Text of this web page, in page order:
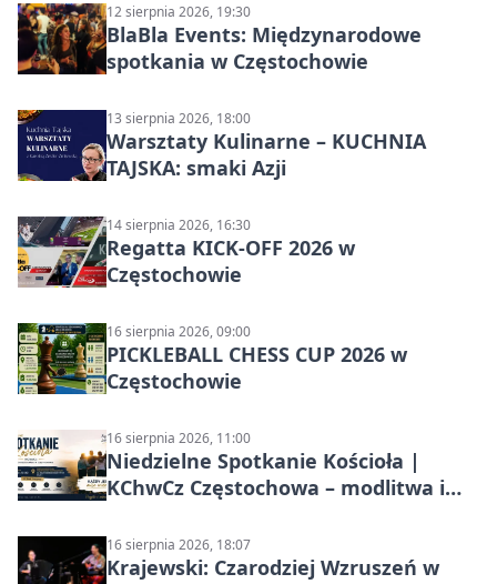
12 sierpnia 2026, 19:30
BlaBla Events: Międzynarodowe
spotkania w Częstochowie
13 sierpnia 2026, 18:00
Warsztaty Kulinarne – KUCHNIA
TAJSKA: smaki Azji
14 sierpnia 2026, 16:30
Regatta KICK-OFF 2026 w
Częstochowie
16 sierpnia 2026, 09:00
PICKLEBALL CHESS CUP 2026 w
Częstochowie
16 sierpnia 2026, 11:00
Niedzielne Spotkanie Kościoła |
KChwCz Częstochowa – modlitwa i
16 sierpnia 2026, 18:07
Krajewski: Czarodziej Wzruszeń w